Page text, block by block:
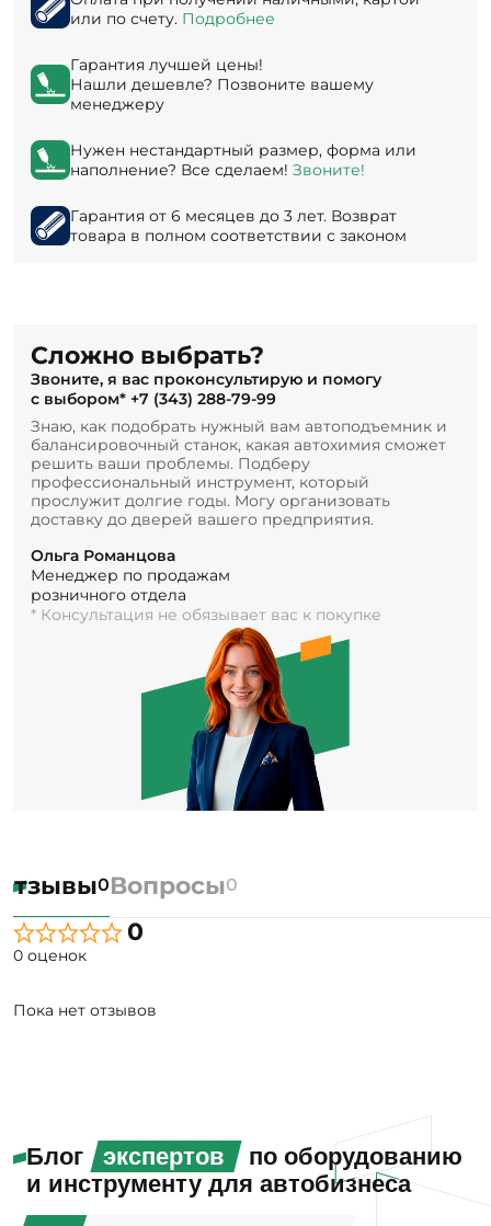
или по счету. Подробнее
Гарантия лучшей цены!
Нашли дешевле? Позвоните вашему
менеджеру
Нужен нестандартный размер, форма или
наполнение? Все сделаем! Звоните!
Гарантия от 6 месяцев до 3 лет. Возврат
товара в полном соответствии с законом
Сложно выбрать?
Звоните, я вас проконсультирую и помогу
с выбором* +7 (343) 288-79-99
Знаю, как подобрать нужный вам автоподъемник и
балансировочный станок, какая автохимия сможет
решить ваши проблемы. Подберу
профессиональный инструмент, который
прослужит долгие годы. Могу организовать
доставку до дверей вашего предприятия.
Ольга Романцова
Менеджер по продажам
розничного отдела
* Консультация не обязывает вас к покупке
0Вопросы0
0
0 оценок
Пока нет отзывов
Блог экспертов
по оборудованию
и инструменту для автобизнеса